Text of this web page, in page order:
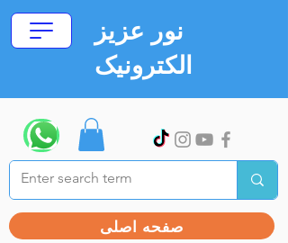
نور عزیز
الکترونیک
صفحه اصلی